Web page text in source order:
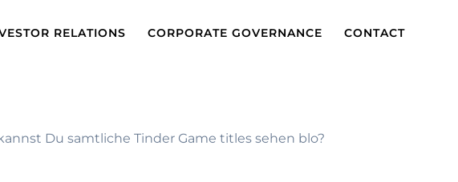
RELATIONS CORPORATE GOVERNANCE CONTACT
Du samtliche Tinder Game titles sehen blo?